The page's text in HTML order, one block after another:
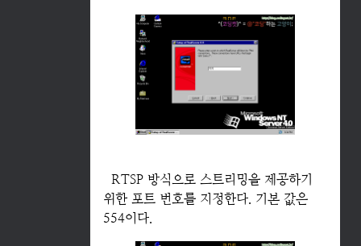
RTSP 방식으로 스트리밍을 제공하기
위한 포트 번호를 지정한다. 기본 값은
554이다.